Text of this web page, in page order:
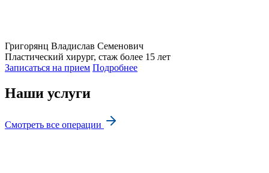
Григорянц Владислав Семенович
Пластический хирург, стаж более 15 лет
Записаться на прием Подробнее
Наши услуги
Смотреть все операции